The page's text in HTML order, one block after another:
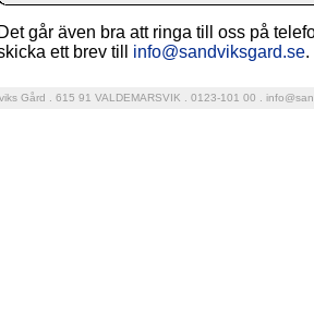
Det går även bra att ringa till oss på
ett brev till info@sandviksgard.se.
Gård . 615 91 VALDEMARSVIK . 0123-101 00 .